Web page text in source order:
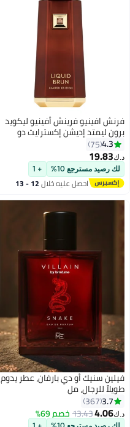
فرنش افينيو فرينش أفينيو ليكويد
برون ليمتد إديشن إكسترايت دو
بارفان 150 مل - نفحات البرغموت
والفانيلا والمسك
4.3
75
د.ك‏19.83
لك رصيد مسترجع 10% + 1
احصل عليه خلال 12 - 13
اغسطس
فيلين سنيك أو دي بارفان، عطر يدوم
طويلاً للرجال، مل
3.7
367
د.ك‏4.06
13.43خصم 69%